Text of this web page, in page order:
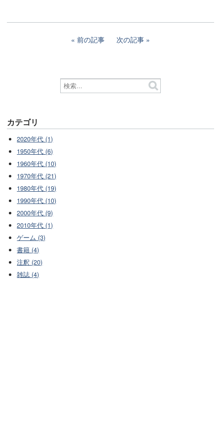
前の記事 次の記事
カテゴリ
2020年代 (1)
1950年代 (6)
1960年代 (10)
1970年代 (21)
1980年代 (19)
1990年代 (10)
2000年代 (9)
2010年代 (1)
ゲーム (3)
書籍 (4)
注釈 (20)
雑誌 (4)